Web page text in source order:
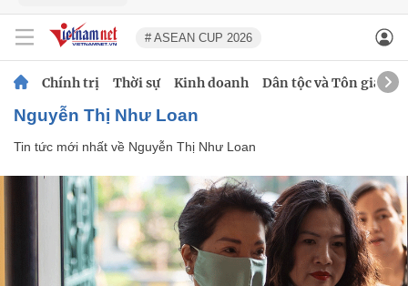
# ASEAN CUP 2026
Chính trị Thời sự Kinh doanh Dân tộc và Tôn giáo
Nguyễn Thị Như Loan
Tin tức mới nhất về Nguyễn Thị Như Loan